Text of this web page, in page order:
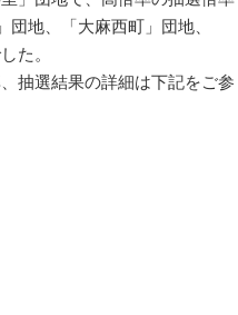
地、「大麻西町」団地、
た。
抽選結果の詳細は下記をご参